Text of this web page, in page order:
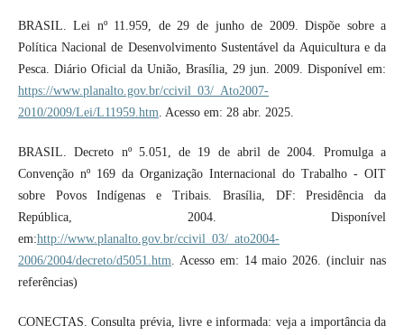
BRASIL. Lei nº 11.959, de 29 de junho de 2009. Dispõe sobre a
Política Nacional de Desenvolvimento Sustentável da Aquicultura e da
Pesca. Diário Oficial da União, Brasília, 29 jun. 2009. Disponível em:
https://www.planalto.gov.br/ccivil_03/_Ato2007-
2010/2009/Lei/L11959.htm . Acesso em: 28 abr. 2025.
BRASIL. Decreto nº 5.051, de 19 de abril de 2004. Promulga a
Convenção nº 169 da Organização Internacional do Trabalho - OIT
sobre Povos Indígenas e Tribais. Brasília, DF: Presidência da
República, 2004. Disponível
em:http://www.planalto.gov.br/ccivil_03/_ato2004-
2006/2004/decreto/d5051.htm . Acesso em: 14 maio 2026. (incluir nas
referências)
CONECTAS. Consulta prévia, livre e informada: veja a importância da